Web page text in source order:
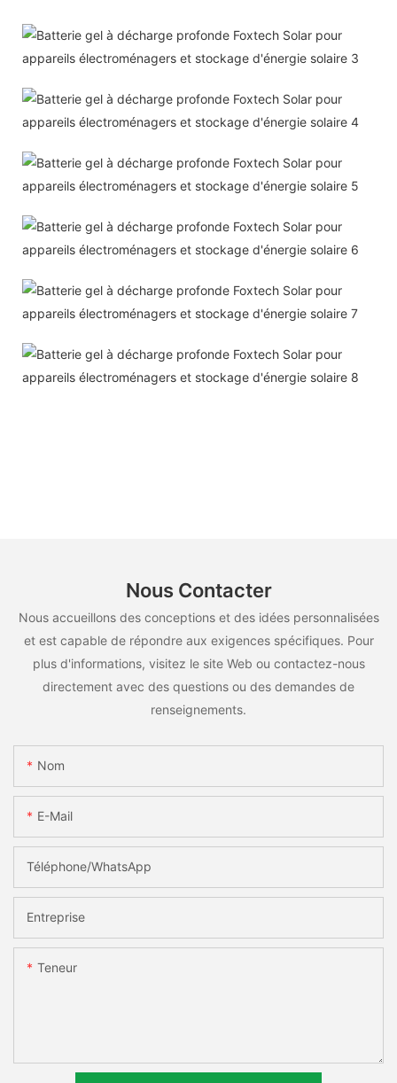
Nous Contacter
Nous accueillons des conceptions et des idées personnalisées
et est capable de répondre aux exigences spécifiques. Pour
plus d'informations, visitez le site Web ou contactez-nous
directement avec des questions ou des demandes de
renseignements.
Nom
E-Mail
Téléphone/WhatsApp
Entreprise
Teneur